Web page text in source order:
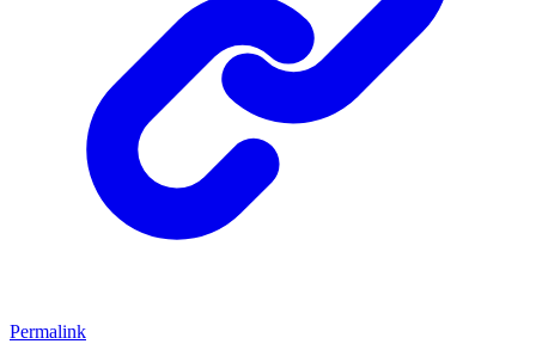
Permalink